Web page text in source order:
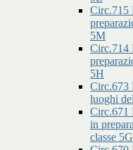
5M
5H
luoghi
in
classe 5G